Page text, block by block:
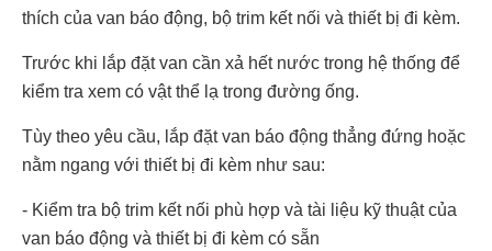
thích của van báo động, bộ trim kết nối và thiết bị đi kèm.
Trước khi lắp đặt van cần xả hết nước trong hệ thống để
kiểm tra xem có vật thể lạ trong đường ống.
Tùy theo yêu cầu, lắp đặt van báo động thẳng đứng hoặc
nằm ngang với thiết bị đi kèm như sau:
- Kiểm tra bộ trim kết nối phù hợp và tài liệu kỹ thuật của
van báo động và thiết bị đi kèm có sẵn